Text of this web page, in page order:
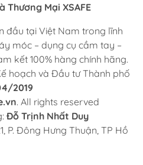
Thương Mại XSAFE
đầu tại Việt Nam trong lĩnh
móc – dụng cụ cầm tay –
kết 100% hàng chính hãng.
hoạch và Đầu tư Thành phố
2019
. All rights reserved
Đỗ Trịnh Nhất Duy
P. Đông Hưng Thuận, TP Hồ